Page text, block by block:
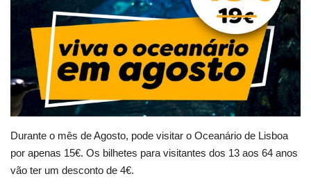
Estatuto Editorial
Saúde
Ficha técnica
Cultura
Lazer
Durante o mês de Agosto, pode visitar o Oceanário de Lisboa
por apenas 15€. Os bilhetes para visitantes dos 13 aos 64 anos
vão ter um desconto de 4€.